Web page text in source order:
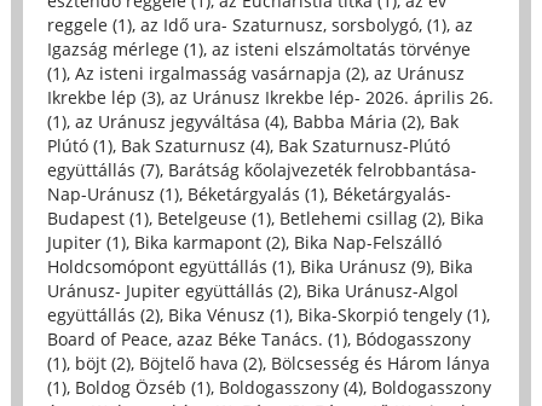
reggele (1), az Idő ura- Szaturnusz, sorsbolygó, (1), az
Igazság mérlege (1), az isteni elszámoltatás törvénye
(1), Az isteni irgalmasság vasárnapja (2), az Uránusz
Ikrekbe lép (3), az Uránusz Ikrekbe lép- 2026. április 26.
(1), az Uránusz jegyváltása (4), Babba Mária (2), Bak
Plútó (1), Bak Szaturnusz (4), Bak Szaturnusz-Plútó
együttállás (7), Barátság kőolajvezeték felrobbantása-
Nap-Uránusz (1), Béketárgyalás (1), Béketárgyalás-
Budapest (1), Betelgeuse (1), Betlehemi csillag (2), Bika
Jupiter (1), Bika karmapont (2), Bika Nap-Felszálló
Holdcsomópont együttállás (1), Bika Uránusz (9), Bika
Uránusz- Jupiter együttállás (2), Bika Uránusz-Algol
együttállás (2), Bika Vénusz (1), Bika-Skorpió tengely (1),
Board of Peace, azaz Béke Tanács. (1), Bódogasszony
(1), böjt (2), Böjtelő hava (2), Bölcsesség és Három lánya
(1), Boldog Özséb (1), Boldogasszony (4), Boldogasszony